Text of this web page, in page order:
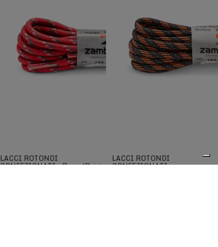
LACCI ROTONDI
CONFEZIONATI - Rosso/Grigio
LACCI ROTONDI
CONFEZIONATI -